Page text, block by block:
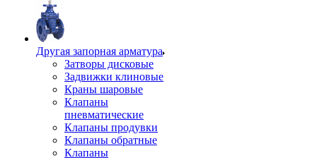
Другая запорная арматура
Затворы дисковые
Задвижки клиновые
Краны шаровые
Клапаны
пневматические
Клапаны продувки
Клапаны обратные
Клапаны